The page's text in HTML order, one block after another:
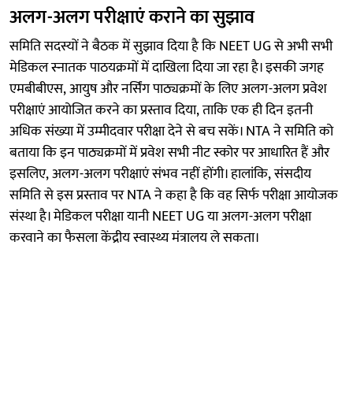
अलग-अलग परीक्षाएं कराने का सुझाव
समिति सदस्यों ने बैठक में सुझाव दिया है कि NEET UG से अभी सभी
मेडिकल स्नातक पाठयक्रमों में दाखिला दिया जा रहा है। इसकी जगह
एमबीबीएस, आयुष और नर्सिंग पाठ्यक्रमों के लिए अलग-अलग प्रवेश
परीक्षाएं आयोजित करने का प्रस्ताव दिया, ताकि एक ही दिन इतनी
अधिक संख्या में उम्मीदवार परीक्षा देने से बच सकें। NTA ने समिति को
बताया कि इन पाठ्यक्रमों में प्रवेश सभी नीट स्कोर पर आधारित हैं और
इसलिए, अलग-अलग परीक्षाएं संभव नहीं होंगी। हालांकि, संसदीय
समिति से इस प्रस्ताव पर NTA ने कहा है कि वह सिर्फ परीक्षा आयोजक
संस्था है। मेडिकल परीक्षा यानी NEET UG या अलग-अलग परीक्षा
करवाने का फैसला केंद्रीय स्वास्थ्य मंत्रालय ले सकता।